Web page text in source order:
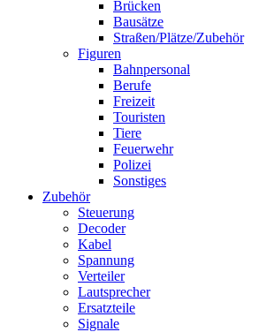
Brücken
Bausätze
Straßen/Plätze/Zubehör
Figuren
Bahnpersonal
Berufe
Freizeit
Touristen
Tiere
Feuerwehr
Polizei
Sonstiges
Zubehör
Steuerung
Decoder
Kabel
Spannung
Verteiler
Lautsprecher
Ersatzteile
Signale